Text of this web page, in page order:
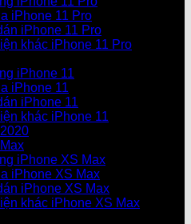
iPhone 11 Pro
iPhone 11 Pro
khác iPhone 11 Pro
iPhone 11
iPhone 11
iPhone 11
khác iPhone 11
iPhone XS Max
iPhone XS Max
iPhone XS Max
khác iPhone XS Max